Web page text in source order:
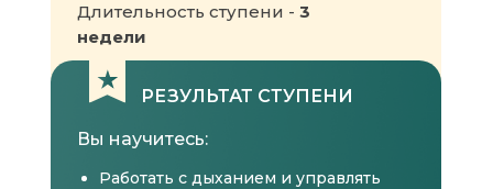
РЕЗУЛЬТАТ СТУПЕНИ
Вы научитесь:
Работать с дыханием и управлять
Длительность ступени - 3
недели